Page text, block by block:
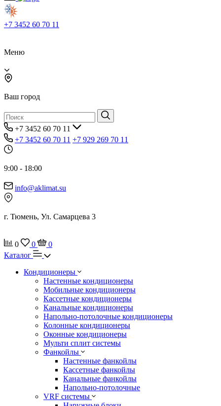
+7 3452 60 70 11
Меню
Ваш город
+7 3452 60 70 11
+7 3452 60 70 11 +7 929 269 70 11
9:00 - 18:00
info@aklimat.su
г. Тюмень, Ул. Самарцева 3
0 0
0
Каталог
Кондиционеры
Настенные кондиционеры
Мобильные кондиционеры
Кассетные кондиционеры
Канальные кондиционеры
Напольно-потолочные кондиционеры
Колонные кондиционеры
Оконные кондиционеры
Мульти сплит системы
Фанкойлы
Настенные фанкойлы
Кассетные фанкойлы
Канальные фанкойлы
Напольно-потолочные
VRF системы